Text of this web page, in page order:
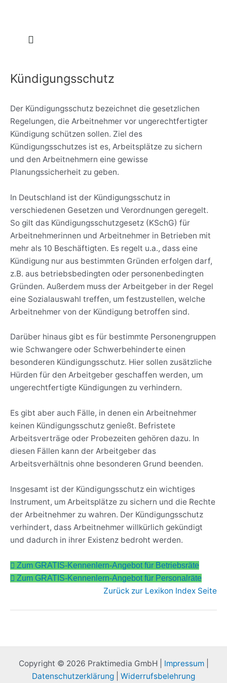
Kündigungsschutz
Der Kündigungsschutz bezeichnet die gesetzlichen
Regelungen, die Arbeitnehmer vor ungerechtfertigter
Kündigung schützen sollen. Ziel des
Kündigungsschutzes ist es, Arbeitsplätze zu sichern
und den Arbeitnehmern eine gewisse
Planungssicherheit zu geben.
In Deutschland ist der Kündigungsschutz in
verschiedenen Gesetzen und Verordnungen geregelt.
So gilt das Kündigungsschutzgesetz (KSchG) für
Arbeitnehmerinnen und Arbeitnehmer in Betrieben mit
mehr als 10 Beschäftigten. Es regelt u.a., dass eine
Kündigung nur aus bestimmten Gründen erfolgen darf,
z.B. aus betriebsbedingten oder personenbedingten
Gründen. Außerdem muss der Arbeitgeber in der Regel
eine Sozialauswahl treffen, um festzustellen, welche
Arbeitnehmer von der Kündigung betroffen sind.
Darüber hinaus gibt es für bestimmte Personengruppen
wie Schwangere oder Schwerbehinderte einen
besonderen Kündigungsschutz. Hier sollen zusätzliche
Hürden für den Arbeitgeber geschaffen werden, um
ungerechtfertigte Kündigungen zu verhindern.
Es gibt aber auch Fälle, in denen ein Arbeitnehmer
keinen Kündigungsschutz genießt. Befristete
Arbeitsverträge oder Probezeiten gehören dazu. In
diesen Fällen kann der Arbeitgeber das
Arbeitsverhältnis ohne besonderen Grund beenden.
Insgesamt ist der Kündigungsschutz ein wichtiges
Instrument, um Arbeitsplätze zu sichern und die Rechte
der Arbeitnehmer zu wahren. Der Kündigungsschutz
verhindert, dass Arbeitnehmer willkürlich gekündigt
und dadurch in ihrer Existenz bedroht werden.
Zum GRATIS-Kennenlern-Angebot für Betriebsräte
Zum GRATIS-Kennenlern-Angebot für Personalräte
Zurück zur Lexikon Index Seite
Copyright © 2026 Praktimedia GmbH | Impressum|
Datenschutzerklärung
Widerrufsbelehrung